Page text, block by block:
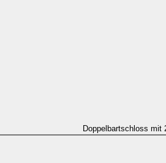
Doppelbartschloss mit